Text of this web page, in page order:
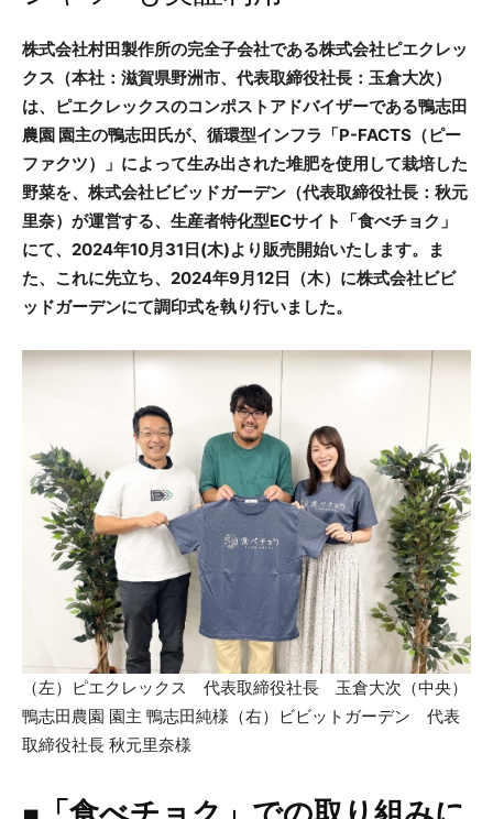
株式会社村田製作所の完全子会社である株式会社ピエクレッ
クス（本社：滋賀県野洲市、代表取締役社長：玉倉大次）
は、ピエクレックスのコンポストアドバイザーである鴨志田
農園 園主の鴨志田氏が、循環型インフラ「P-FACTS（ピー
ファクツ）」によって生み出された堆肥を使用して栽培した
野菜を、株式会社ビビッドガーデン（代表取締役社長：秋元
里奈）が運営する、生産者特化型ECサイト「食べチョク」
にて、2024年10月31日(木)より販売開始いたします。ま
た、これに先立ち、2024年9月12日（木）に株式会社ビビ
ッドガーデンにて調印式を執り行いました。
（左）ピエクレックス 代表取締役社長 玉倉大次（中央）
鴨志田農園 園主 鴨志田純様（右）ビビットガーデン 代表
取締役社長 秋元里奈様